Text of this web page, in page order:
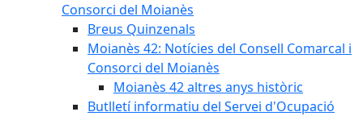
Consorci del Moianès
Breus Quinzenals
Moianès 42: Notícies del Consell Comarcal i
Consorci del Moianès
Moianès 42 altres anys històric
Butlletí informatiu del Servei d'Ocupació